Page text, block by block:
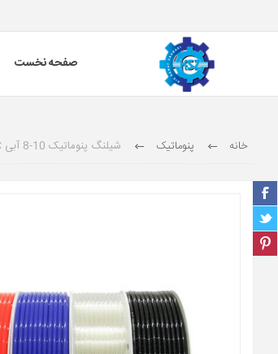
صفحه نخست
خانه پنوماتیک شیلنگ پنوماتیک 10-8 آبی KCC